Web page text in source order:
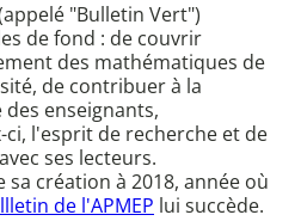
"Bulletin Vert")
de fond : de couvrir
des mathématiques de
de contribuer à la
enseignants,
l'esprit de recherche et de
ses lecteurs.
sa création à 2018, année où
de l'APMEP lui succède.